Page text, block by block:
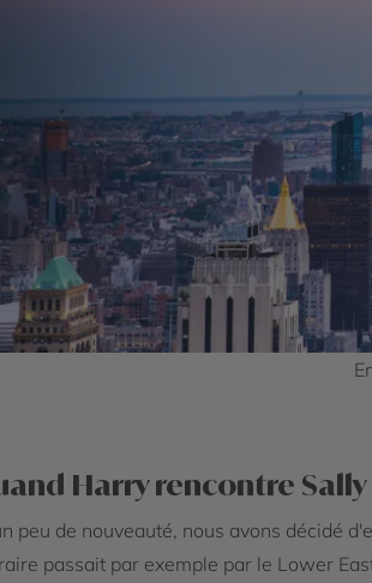
Harry rencontre Sally
peu de nouveauté, nous avons décidé
passait par exemple par le Lower